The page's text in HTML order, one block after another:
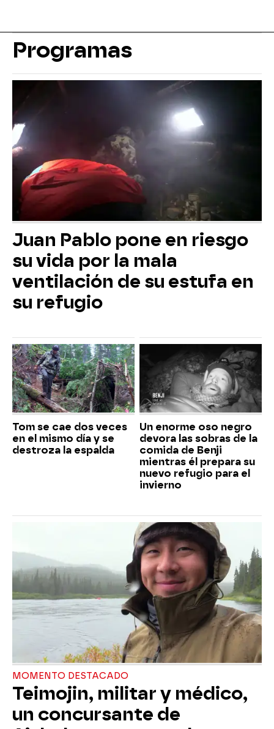
Programas
Juan Pablo pone en riesgo
su vida por la mala
ventilación de su estufa en
su refugio
Tom se cae dos veces
en el mismo día y se
destroza la espalda
Un enorme oso negro
devora las sobras de la
comida de Benji
mientras él prepara su
nuevo refugio para el
invierno
MOMENTO DESTACADO
Teimojin, militar y médico,
un concursante de